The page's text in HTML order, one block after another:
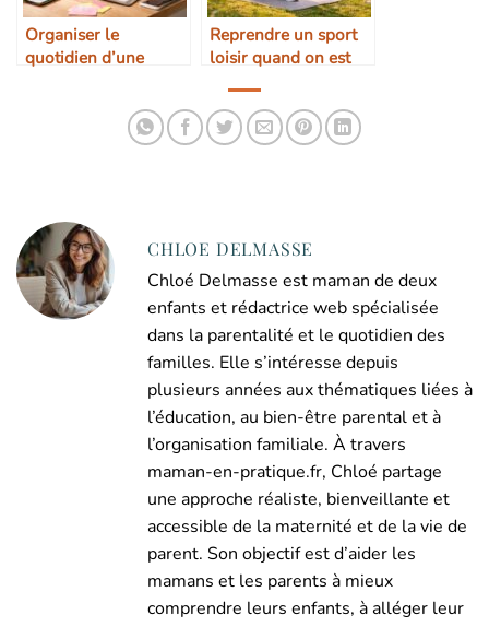
Organiser le
quotidien d’une
Reprendre un sport
loisir quand on est
CHLOE DELMASSE
Chloé Delmasse est maman de deux
enfants et rédactrice web spécialisée
dans la parentalité et le quotidien des
familles. Elle s’intéresse depuis
plusieurs années aux thématiques liées à
l’éducation, au bien-être parental et à
l’organisation familiale. À travers
maman-en-pratique.fr, Chloé partage
une approche réaliste, bienveillante et
accessible de la maternité et de la vie de
parent. Son objectif est d’aider les
mamans et les parents à mieux
comprendre leurs enfants, à alléger leur